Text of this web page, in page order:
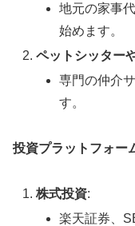
地元の家事
始めます。
ペットシッター
専門の仲介
す。
投資プラットフォー
株式投資:
楽天証券、